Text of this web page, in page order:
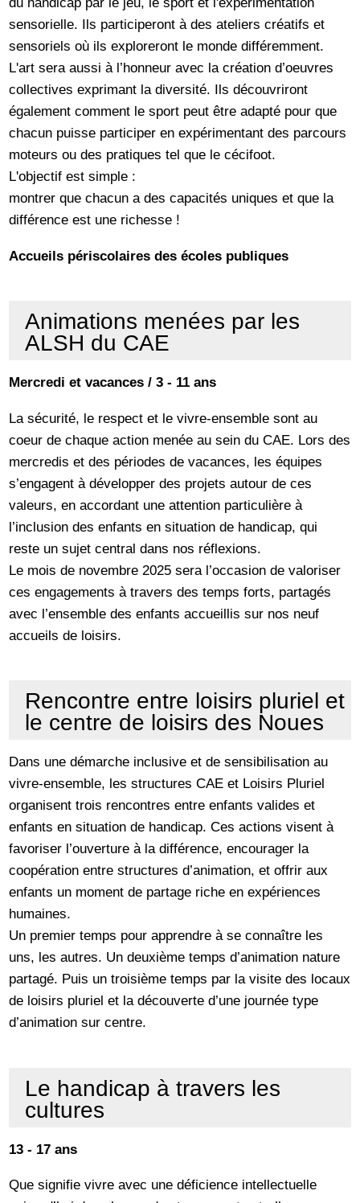
sensorielle. Ils participeront à des ateliers créatifs et
sensoriels où ils exploreront le monde différemment.
L'art sera aussi à l’honneur avec la création d’oeuvres
collectives exprimant la diversité. Ils découvriront
également comment le sport peut être adapté pour que
chacun puisse participer en expérimentant des parcours
moteurs ou des pratiques tel que le cécifoot.
L'objectif est simple :
montrer que chacun a des capacités uniques et que la
différence est une richesse !
Accueils périscolaires des écoles publiques
Animations menées par les
ALSH du CAE
Mercredi et vacances / 3 - 11 ans
La sécurité, le respect et le vivre-ensemble sont au
coeur de chaque action menée au sein du CAE. Lors des
mercredis et des périodes de vacances, les équipes
s’engagent à développer des projets autour de ces
valeurs, en accordant une attention particulière à
l’inclusion des enfants en situation de handicap, qui
reste un sujet central dans nos réflexions.
Le mois de novembre 2025 sera l’occasion de valoriser
ces engagements à travers des temps forts, partagés
avec l’ensemble des enfants accueillis sur nos neuf
accueils de loisirs.
Rencontre entre loisirs pluriel et
le centre de loisirs des Noues
Dans une démarche inclusive et de sensibilisation au
vivre-ensemble, les structures CAE et Loisirs Pluriel
organisent trois rencontres entre enfants valides et
enfants en situation de handicap. Ces actions visent à
favoriser l’ouverture à la différence, encourager la
coopération entre structures d’animation, et offrir aux
enfants un moment de partage riche en expériences
humaines.
Un premier temps pour apprendre à se connaître les
uns, les autres. Un deuxième temps d’animation nature
partagé. Puis un troisième temps par la visite des locaux
de loisirs pluriel et la découverte d’une journée type
d’animation sur centre.
Le handicap à travers les
cultures
13 - 17 ans
Que signifie vivre avec une déficience intellectuelle